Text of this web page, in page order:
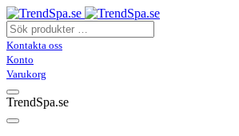
Kontakta oss
Konto
Varukorg
TrendSpa.se